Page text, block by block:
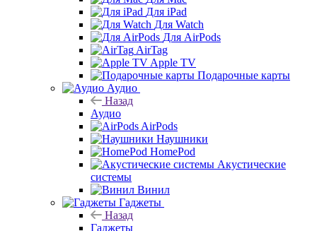
Для iPad
Для Watch
Для AirPods
AirTag
Apple TV
Подарочные карты
Аудио
Назад
Аудио
AirPods
Наушники
HomePod
Акустические
системы
Винил
Гаджеты
Назад
Гаджеты